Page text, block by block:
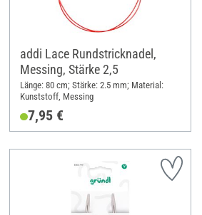
addi Lace Rundstricknadel,
Messing, Stärke 2,5
Länge: 80 cm; Stärke: 2.5 mm; Material:
Kunststoff, Messing
7,95 €